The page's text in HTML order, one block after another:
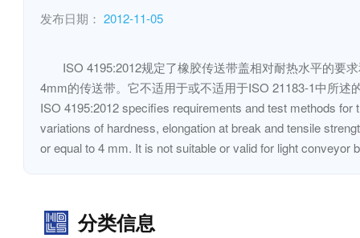
发布日期： 2012-11-05
ISO 4195:2012规定了橡胶传送带盖相对耐热水平的要
4mm的传送带。它不适用于或不适用于ISO 21183-1中所述
ISO 4195:2012 specifies requirements and test methods
variations of hardness, elongation at break and tensile
or equal to 4 mm. It is not suitable or valid for light conveyor
分类信息